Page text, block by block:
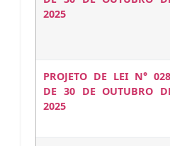
2025
PROJETO DE LEI N°
DE 30 DE OUTUBRO
2025